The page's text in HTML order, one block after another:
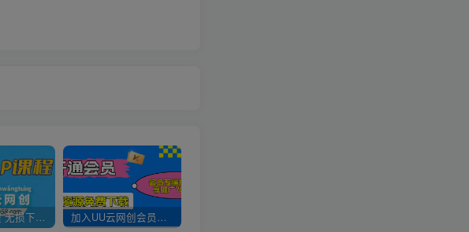
全网VIP课程 无损下载~ 加入UU云网创会员，全站资源免费学习。